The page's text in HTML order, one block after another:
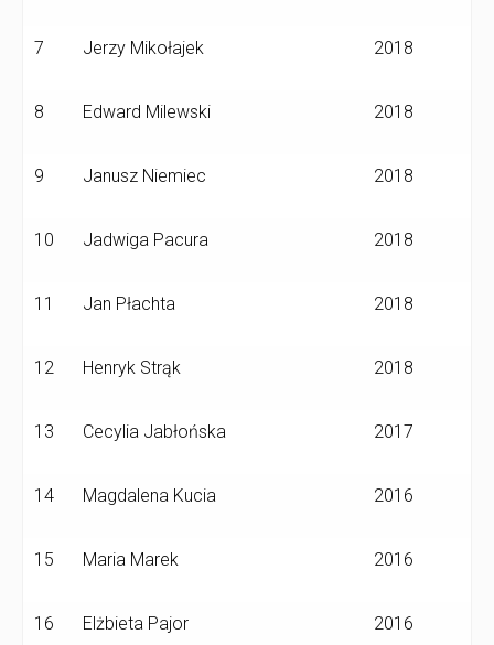
7 Jerzy Mikołajek 2018
8 Edward Milewski 2018
9 Janusz Niemiec 2018
10 Jadwiga Pacura 2018
11 Jan Płachta 2018
12 Henryk Strąk 2018
13 Cecylia Jabłońska 2017
14 Magdalena Kucia 2016
15 Maria Marek 2016
16 Elżbieta Pajor 2016